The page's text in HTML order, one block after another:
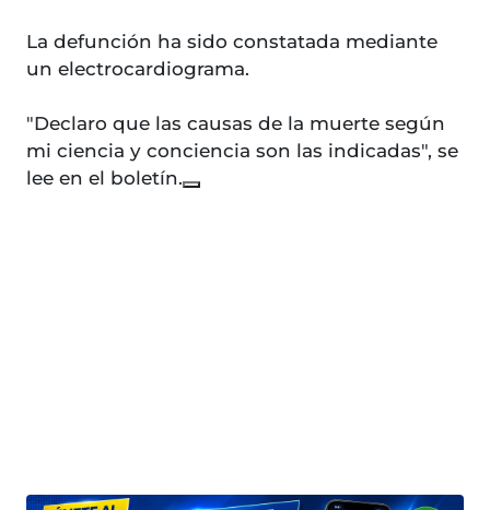
La defunción ha sido constatada mediante
un electrocardiograma.
"Declaro que las causas de la muerte según
mi ciencia y conciencia son las indicadas", se
lee en el boletín.